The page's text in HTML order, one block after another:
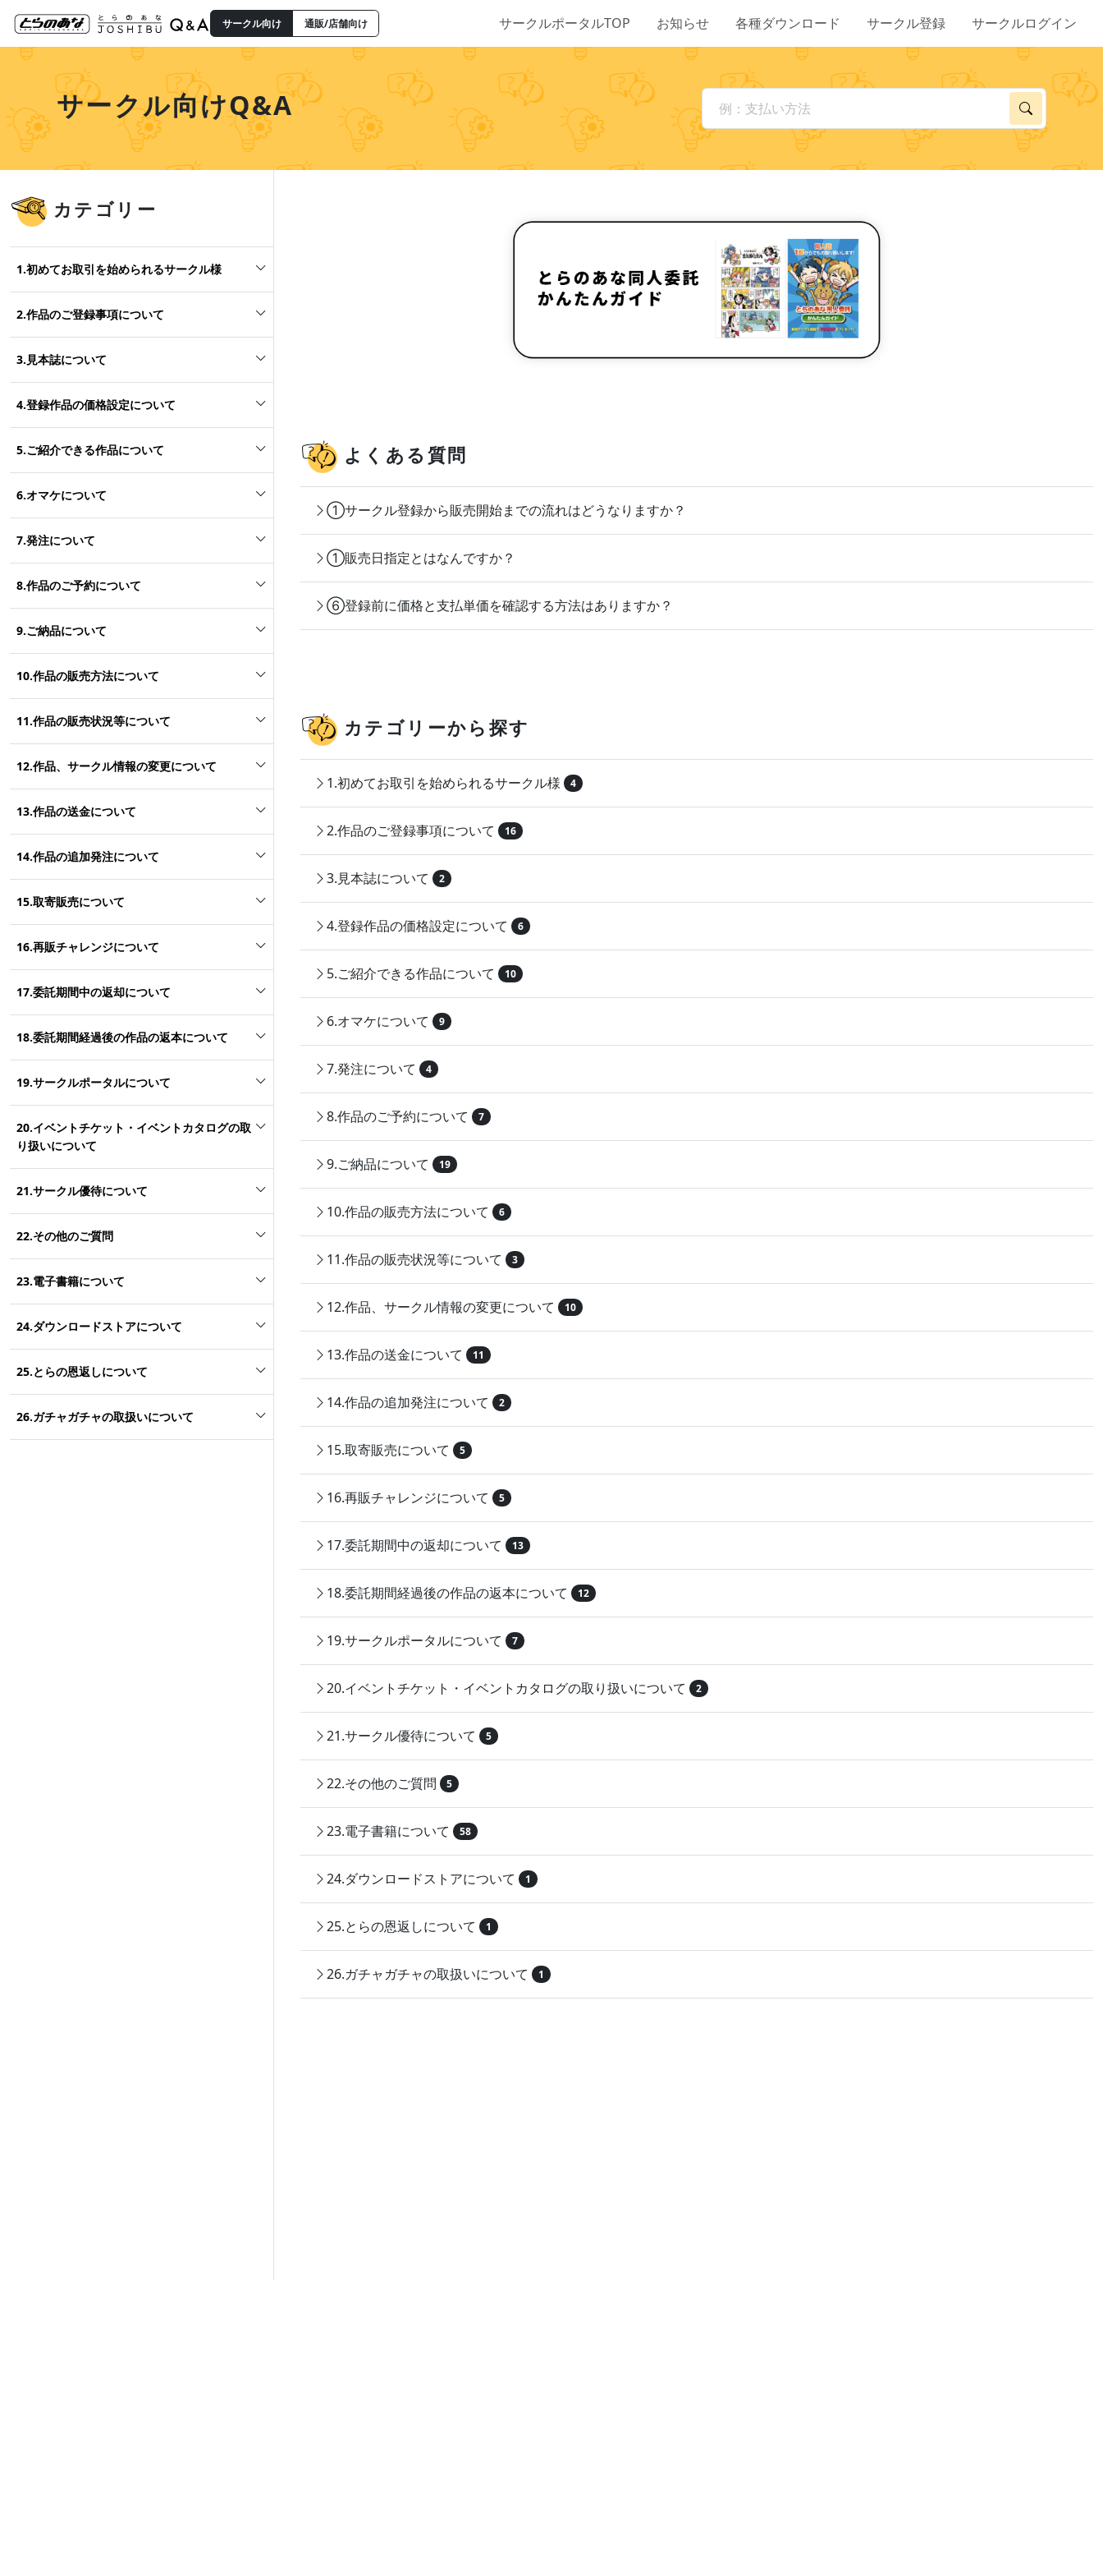
サークル向け 通販/店舗向け サークルポータルTOP お知らせ 各種ダウンロード サークル登録 サークルログイン
サークル向けQ&A
カテゴリー
1.初めてお取引を始められるサークル様
2.作品のご登録事項について
3.見本誌について
4.登録作品の価格設定について
5.ご紹介できる作品について
6.オマケについて
7.発注について
8.作品のご予約について
9.ご納品について
10.作品の販売方法について
11.作品の販売状況等について
12.作品、サークル情報の変更について
13.作品の送金について
14.作品の追加発注について
15.取寄販売について
16.再販チャレンジについて
17.委託期間中の返却について
18.委託期間経過後の作品の返本について
19.サークルポータルについて
20.イベントチケット・イベントカタログの取
り扱いについて
21.サークル優待について
22.その他のご質問
23.電子書籍について
24.ダウンロードストアについて
25.とらの恩返しについて
26.ガチャガチャの取扱いについて
よくある質問
①サークル登録から販売開始までの流れはどうなりますか？
①販売日指定とはなんですか？
⑥登録前に価格と支払単価を確認する方法はありますか？
カテゴリーから探す
1.初めてお取引を始められるサークル様 4
2.作品のご登録事項について 16
3.見本誌について 2
4.登録作品の価格設定について 6
5.ご紹介できる作品について 10
6.オマケについて 9
7.発注について 4
8.作品のご予約について 7
9.ご納品について 19
10.作品の販売方法について 6
11.作品の販売状況等について 3
12.作品、サークル情報の変更について 10
13.作品の送金について 11
14.作品の追加発注について 2
15.取寄販売について 5
16.再販チャレンジについて 5
17.委託期間中の返却について 13
18.委託期間経過後の作品の返本について 12
19.サークルポータルについて 7
20.イベントチケット・イベントカタログの取り扱いについて 2
21.サークル優待について 5
22.その他のご質問 5
23.電子書籍について 58
24.ダウンロードストアについて 1
25.とらの恩返しについて 1
26.ガチャガチャの取扱いについて 1